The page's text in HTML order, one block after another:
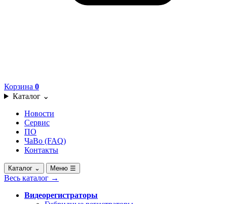
Корзина 0
Каталог ⌄
Новости
Сервис
ПО
ЧаВо (FAQ)
Контакты
Каталог ⌄ Меню ☰
Весь каталог →
Видеорегистраторы